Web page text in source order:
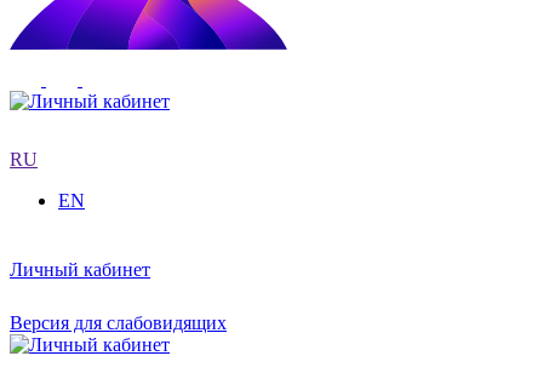
RU
EN
Личный кабинет
Версия для слабовидящих